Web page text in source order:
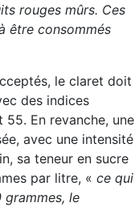
rouges mûrs. Ces
être consommés
le claret doit
des indices
En revanche, une
avec une intensité
sa teneur en sucre
par litre, « ce qui
grammes, le